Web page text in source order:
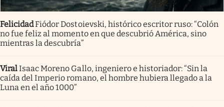
FelicidadFiódor Dostoievski, histórico escritor ruso: “Colón
no fue feliz al momento en que descubrió América, sino
mientras la descubría”
ViralIsaac Moreno Gallo, ingeniero e historiador: “Sin la
caída del Imperio romano, el hombre hubiera llegado a la
Luna en el año 1000”